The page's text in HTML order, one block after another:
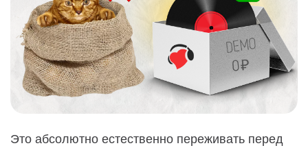
Это абсолютно естественно переживать перед